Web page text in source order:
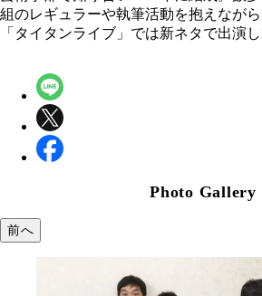
組のレギュラーや執筆活動を抱えなが
「タイタンライブ」では新ネタで出演し
Photo Gallery
前へ